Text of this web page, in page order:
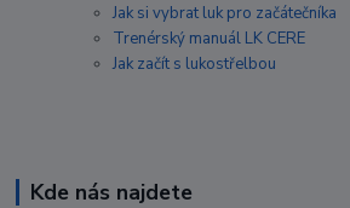
Jak si vybrat luk pro začátečníka
Trenérský manuál LK CERE
Jak začít s lukostřelbou
Kde nás najdete